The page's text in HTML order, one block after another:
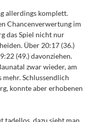
allerdings komplett.
Chancenverwertung im
das Spiel nicht nur
Über 20:17 (36.)
(49.) davonziehen.
zwar wieder, am
mehr. Schlussendlich
konnte aber erhobenen
tadellos, dazu sieht man